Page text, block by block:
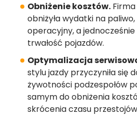
Obniżenie kosztów.
obniżyła wydatki na
operacyjny, a jednocześnie
trwałość pojazdów.
Optymalizacja
stylu jazdy przyczyniła się
żywotności podzespołów
samym do obniżenia
skrócenia czasu